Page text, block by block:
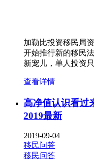
加勒比投资移民局
开始推行新的移民
新宠儿，单人投资
查看详情
高净值认识看过
2019最新
2019-09-04
移民问答
移民问答